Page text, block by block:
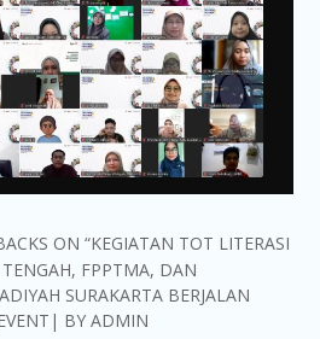
ON “KEGIATAN TOT LITERASI
FPPTMA, DAN
SURAKARTA BERJALAN
BYADMIN